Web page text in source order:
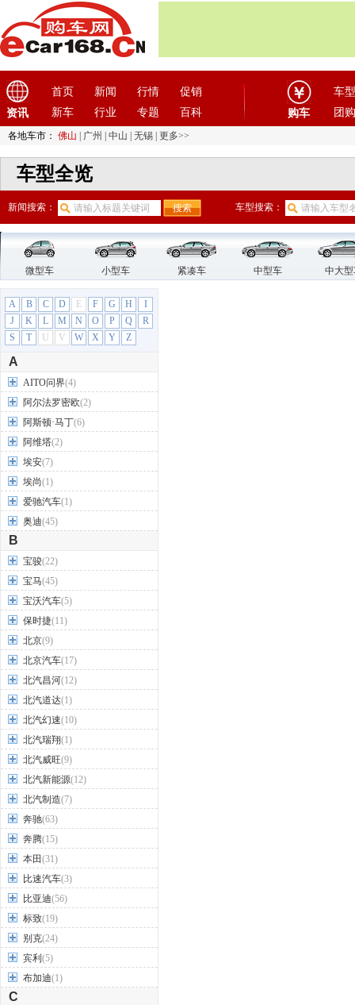
资讯
首页 新闻 行情
促销
新车
行业 专题 百科 购车
车型
团购
各地车市： 佛山 广州 中山 无锡 更多>>
车型全览
新闻搜索： 车型搜索：
微型车 小型车 紧凑车 中型车 中大
A B C D E F G H
I
J
K L M N O P Q
R
S
T U V W X Y Z
A
AITO问界(4)
阿尔法罗密欧(2)
阿斯顿·马丁(6)
阿维塔(2)
埃安(7)
埃尚(1)
爱驰汽车(1)
奥迪(45)
B
宝骏(22)
宝马(45)
宝沃汽车(5)
保时捷(11)
北京(9)
北京汽车(17)
北汽昌河(12)
北汽道达(1)
北汽幻速(10)
北汽瑞翔(1)
北汽威旺(9)
北汽新能源(12)
北汽制造(7)
奔驰(63)
奔腾(15)
本田(31)
比速汽车(3)
比亚迪(56)
标致(19)
别克(24)
宾利 (5)
布加迪(1)
C